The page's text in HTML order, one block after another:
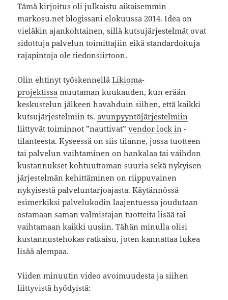
Tämä kirjoitus oli julkaistu aikaisemmin
markosu.net blogissani elokuussa 2014. Idea on
vieläkin ajankohtainen, sillä kutsujärjestelmät ovat
sidottuja palvelun toimittajiin eikä standardoituja
rajapintoja ole tiedonsiirtoon.
Olin ehtinyt työskennelläLikioma-
projektissa muutaman kuukauden, kun erään
keskustelun jälkeen havahduin siihen, että kaikki
kutsujärjestelmiin ts.avunpyyntöjärjestelmiin
liittyvät toiminnot ”nauttivat”vendor lock in -
tilanteesta. Kyseessä on siis tilanne, jossa tuotteen
tai palvelun vaihtaminen on hankalaa tai vaihdon
kustannukset kohtuuttoman suuria sekä nykyisen
järjestelmän kehittäminen on riippuvainen
nykyisestä palveluntarjoajasta. Käytännössä
esimerkiksi palvelukodin laajentuessa joudutaan
ostamaan saman valmistajan tuotteita lisää tai
vaihtamaan kaikki uusiin. Tähän minulla olisi
kustannustehokas ratkaisu, joten kannattaa lukea
lisää alempaa.
Viiden minuutin video avoimuudesta ja siihen
liittyvistä hyödyistä: